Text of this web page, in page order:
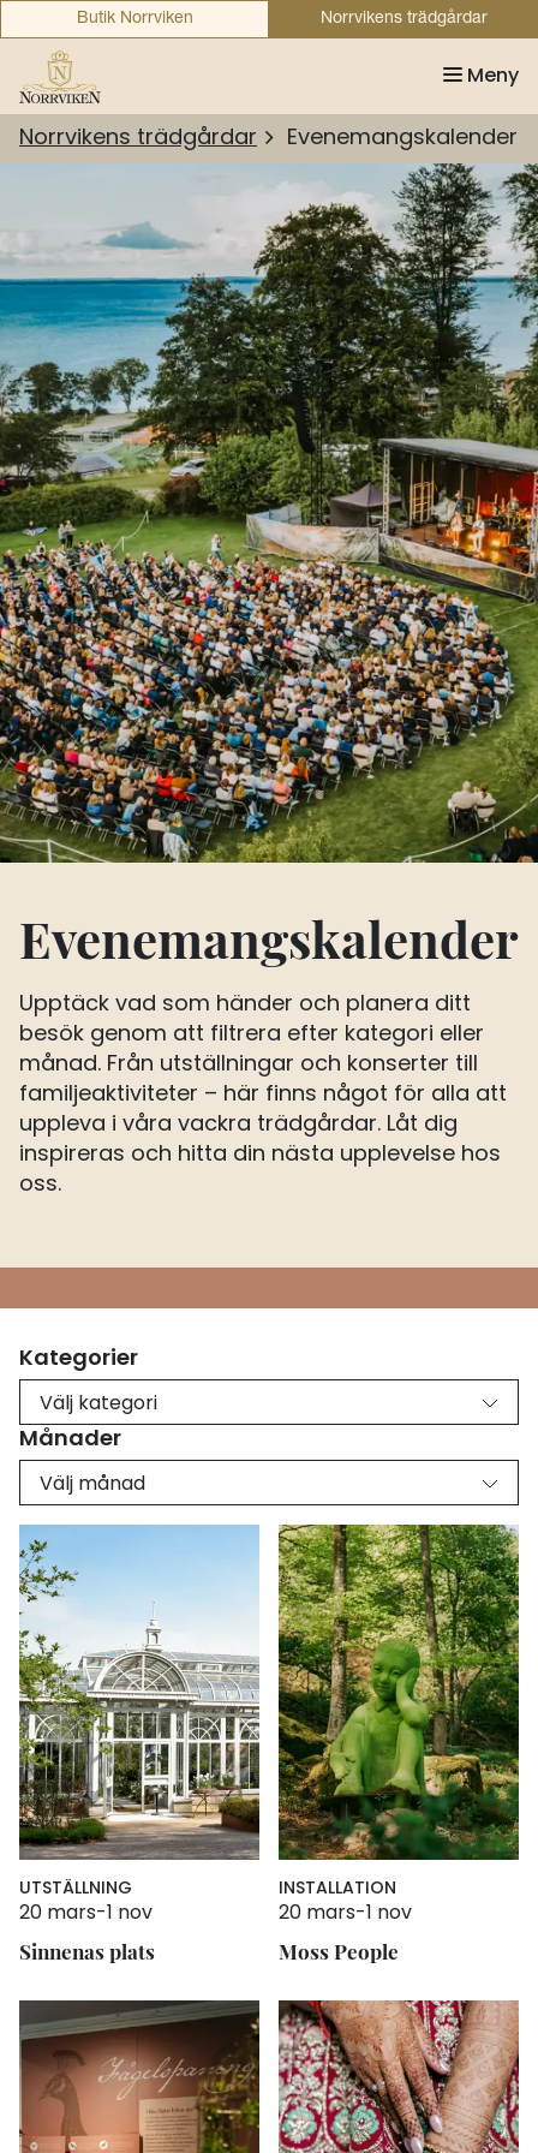
Butik Norrviken Norrvikens trädgårdar
Meny
Norrvikens trädgårdar Evenemangskalender
Evenemangskalender
Upptäck vad som händer och planera ditt
besök genom att filtrera efter kategori eller
månad. Från utställningar och konserter till
familjeaktiviteter – här finns något för alla att
uppleva i våra vackra trädgårdar. Låt dig
inspireras och hitta din nästa upplevelse hos
oss.
Kategorier
Välj kategori
Månader
Välj månad
UTSTÄLLNING
20 mars-1 nov
Sinnenas plats
INSTALLATION
20 mars-1 nov
Moss People